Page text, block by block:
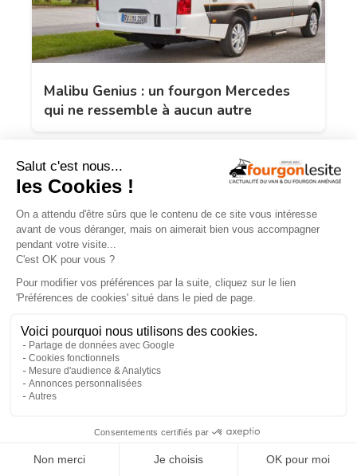
Malibu Genius : un fourgon Mercedes
qui ne ressemble à aucun autre
NOS VIDÉOS